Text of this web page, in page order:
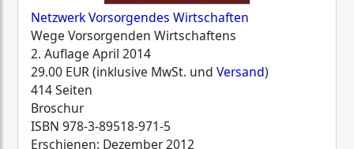
Netzwerk Vorsorgendes Wirtschaften
Wege Vorsorgenden Wirtschaftens
2. Auflage April 2014
29.00 EUR (inklusive MwSt. und Versand)
414 Seiten
Broschur
ISBN 978-3-89518-971-5
Erschienen: Dezember 2012